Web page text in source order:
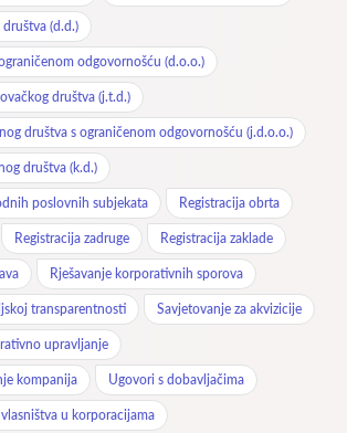
(d.d.)
odgovornošću (d.o.o.)
društva (j.t.d.)
društva s ograničenom odgovornošću (j.d.o.o.)
društva (k.d.)
poslovnih subjekata Registracija obrta
Registracija zadruge Registracija zaklade
Rješavanje korporativnih sporova
transparentnosti Savjetovanje za akvizicije
upravljanje
kompanija Ugovori s dobavljačima
u korporacijama